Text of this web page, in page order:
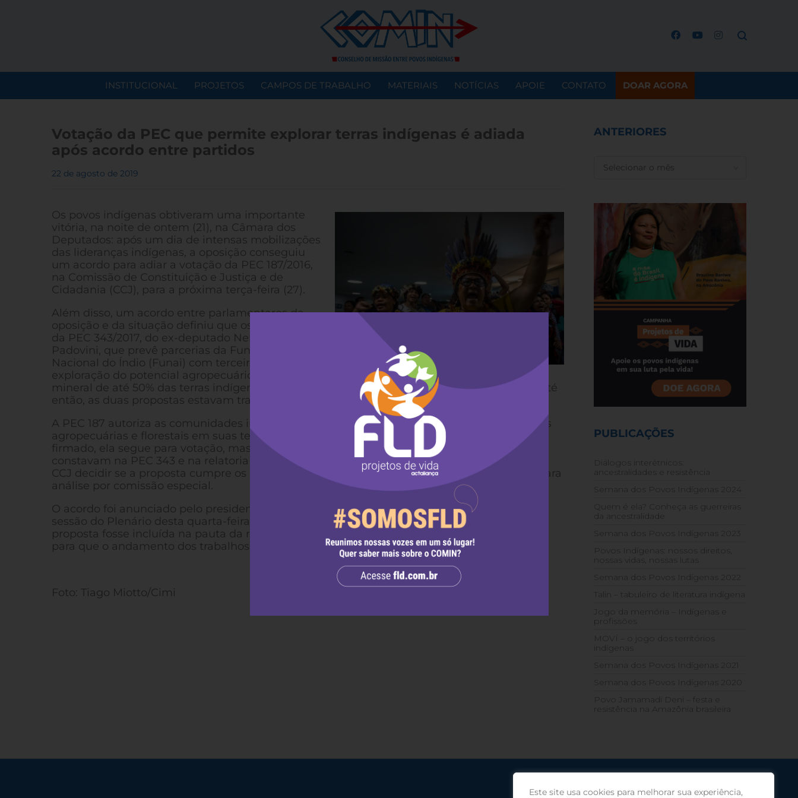
Este site usa cookies para melhorar sua experiência,
INSTITUCIONAL PROJETOS CAMPOS DE TRABALHO MATERIAIS NOTÍCIAS APOIE CONTATO DOAR AGORA
Votação da PEC que permite explorar terras indígenas é adiada
após acordo entre partidos
22 de agosto de 2019
Os povos indígenas obtiveram uma importante
vitória, na noite de ontem (21), na Câmara dos
Deputados: após um dia de intensas mobilizações
das lideranças indígenas, a oposição conseguiu
um acordo para adiar a votação da PEC 187/2016,
na Comissão de Constituição e Justiça e de
Cidadania (CCJ), para a próxima terça-feira (27).
Além disso, um acordo entre parlamentares da
oposição e da situação definiu que os dispositivos
da PEC 343/2017, do ex-deputado Nelson
Padovini, que prevê parcerias da Fundação
Nacional do Índio (Funai) com terceiros para
exploração do potencial agropecuário, hídrico e
mineral de até 50% das terras indígenas, não poderão ser inseridos no relatório da PEC 187. Até
então, as duas propostas estavam tramitando em conjunto.
A PEC 187 autoriza as comunidades indígenas a “praticar os atos necessários” para atividades
agropecuárias e florestais em suas terras e comercialização da produção. Com o acordo
firmado, ela segue para votação, mas sem os ataques aos direitos dos povos indígenas que
constavam na PEC 343 e na relatoria do deputado ruralista Alceu Moreira (PMDB-RS). Cabe à
CCJ decidir se a proposta cumpre os requisitos constitucionais e pode, assim, ser admitida para
análise por comissão especial.
O acordo foi anunciado pelo presidente da CCJ, deputado Felipe Franscischini (PSL-PR), na
sessão do Plenário desta quarta-feira (21). Desde cedo, ruralistas pressionaram para que a
proposta fosse incluída na pauta da reunião da comissão. Já a oposição promoveu obstrução
para que o andamento dos trabalhos no Plenário impedisse a retomada da reunião da CCJ.
Foto: Tiago Miotto/Cimi
ANTERIORES
PUBLICAÇÕES
Diálogos interétnicos:
ancestralidades e resistência
Semana dos Povos Indígenas 2024
Quem é ela? Conheça as guerreiras
da ancestralidade
Semana dos Povos Indígenas 2023
Povos Indígenas: nossos direitos,
nossas vidas, nossas lutas
Semana dos Povos Indígenas 2022
Talin – tabuleiro de literatura indígena
Jogo da memória – Indígenas e
profissões
MOVÍ – o jogo dos territórios
indígenas
Semana dos Povos Indígenas 2021
Semana dos Povos Indígenas 2020
Povo Jamamadi Deni – festa e
resistência na Amazônia brasileira